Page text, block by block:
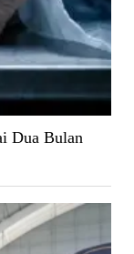
Dua Bulan